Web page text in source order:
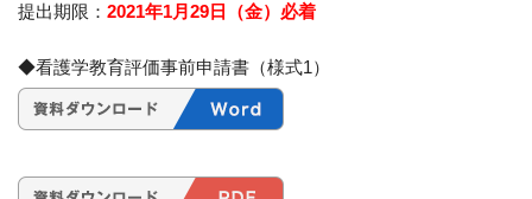
提出期限： 2021年1月29日（金）必着
◆看護学教育評価事前申請書（様式1）